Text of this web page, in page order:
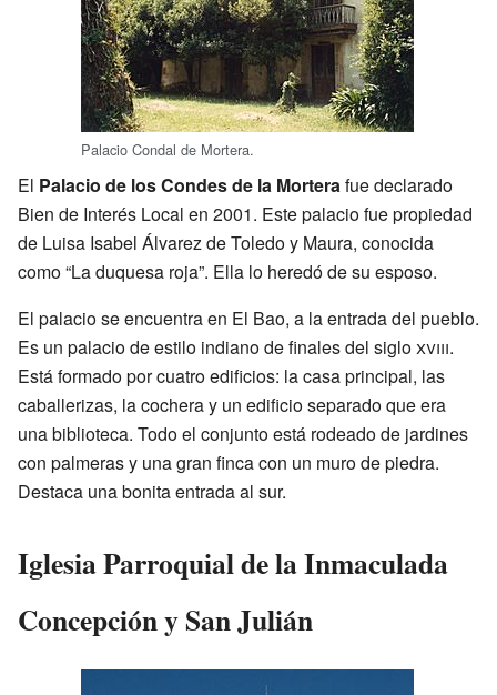
Palacio Condal de Mortera.
El Palacio de los Condes de la Morterafue declarado
Bien de Interés Local en 2001. Este palacio fue propiedad
de Luisa Isabel Álvarez de Toledo y Maura, conocida
como “La duquesa roja”. Ella lo heredó de su esposo.
El palacio se encuentra en El Bao, a la entrada del pueblo.
Es un palacio de estilo indiano de finales del sigloxviii.
Está formado por cuatro edificios: la casa principal, las
caballerizas, la cochera y un edificio separado que era
una biblioteca. Todo el conjunto está rodeado de jardines
con palmeras y una gran finca con un muro de piedra.
Destaca una bonita entrada al sur.
Iglesia Parroquial de la Inmaculada
Concepción y San Julián